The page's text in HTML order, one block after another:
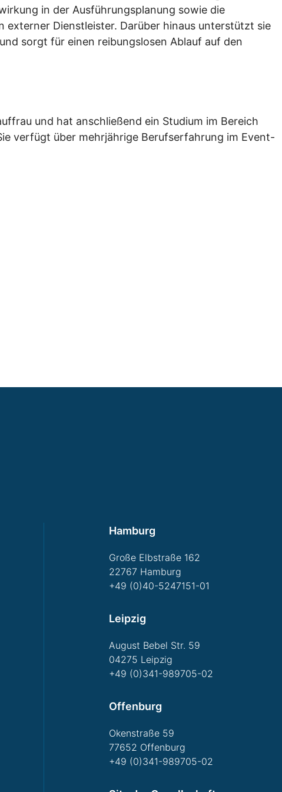
in der Ausführungsplanung sowie die
externer Dienstleister. Darüber hinaus unterstützt sie
sorgt für einen reibungslosen Ablauf auf den
und hat anschließend ein Studium im Bereich
verfügt über mehrjährige Berufserfahrung im Event-
Hamburg
Große Elbstraße 162
22767 Hamburg
+49 (0)40-5247151-01
Leipzig
August Bebel Str. 59
04275 Leipzig
+49 (0)341-989705-02
Offenburg
Okenstraße 59
77652 Offenburg
+49 (0)341-989705-02